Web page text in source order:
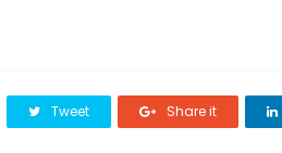
Tweet Share it